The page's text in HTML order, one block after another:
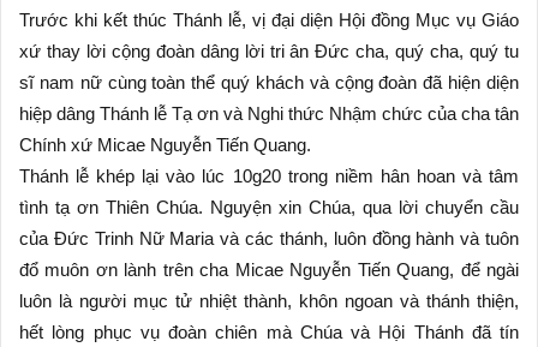
Trước khi kết thúc Thánh lễ, vị đại diện Hội đồng Mục vụ Giáo
xứ thay lời cộng đoàn dâng lời tri ân Đức cha, quý cha, quý tu
sĩ nam nữ cùng toàn thể quý khách và cộng đoàn đã hiện diện
hiệp dâng Thánh lễ Tạ ơn và Nghi thức Nhậm chức của cha tân
Chính xứ Micae Nguyễn Tiến Quang.
Thánh lễ khép lại vào lúc 10g20 trong niềm hân hoan và tâm
tình tạ ơn Thiên Chúa. Nguyện xin Chúa, qua lời chuyển cầu
của Đức Trinh Nữ Maria và các thánh, luôn đồng hành và tuôn
đổ muôn ơn lành trên cha Micae Nguyễn Tiến Quang, để ngài
luôn là người mục tử nhiệt thành, khôn ngoan và thánh thiện,
hết lòng phục vụ đoàn chiên mà Chúa và Hội Thánh đã tín